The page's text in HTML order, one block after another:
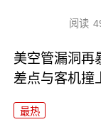
阅读
美空管漏洞再
差点与客机撞
最热